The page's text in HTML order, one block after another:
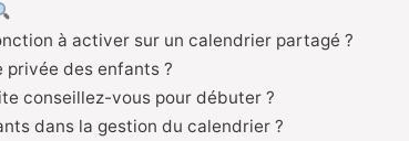
à activer sur un calendrier partagé ?
privée des enfants ?
conseillez-vous pour débuter ?
dans la gestion du calendrier ?